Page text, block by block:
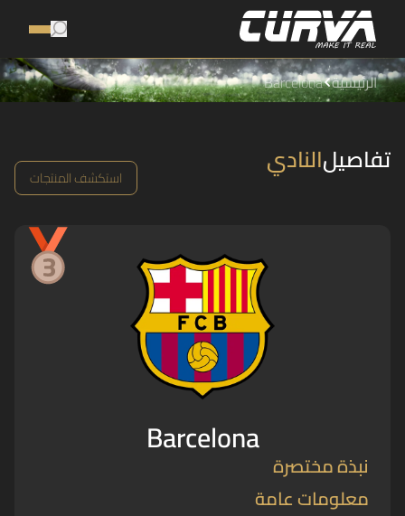
الرئيسية Barcelona
الناديتفاصيل استكشف المنتجات
Barcelona
نبذة مختصرة
معلومات عامة